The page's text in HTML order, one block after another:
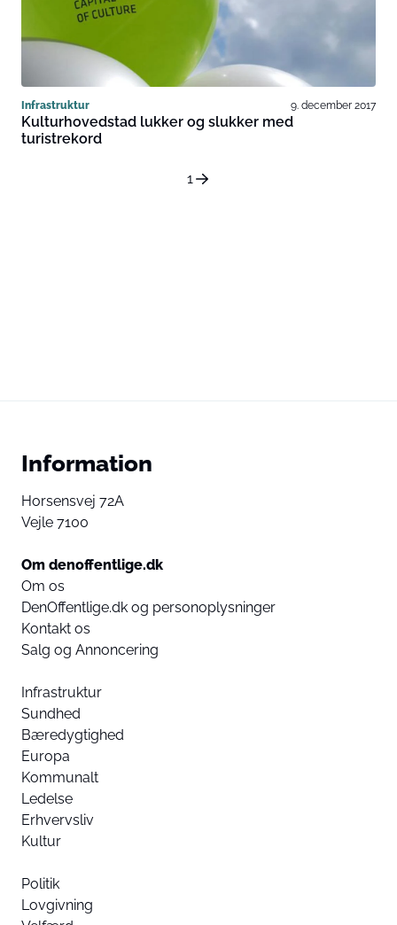
Infrastruktur 9. december 2017
Kulturhovedstad lukker og slukker med
turistrekord
1
Information
Horsensvej 72A
Vejle 7100
Om denoffentlige.dk
Om os
DenOffentlige.dk og personoplysninger
Kontakt os
Salg og Annoncering
Infrastruktur
Sundhed
Bæredygtighed
Europa
Kommunalt
Ledelse
Erhvervsliv
Kultur
Politik
Lovgivning